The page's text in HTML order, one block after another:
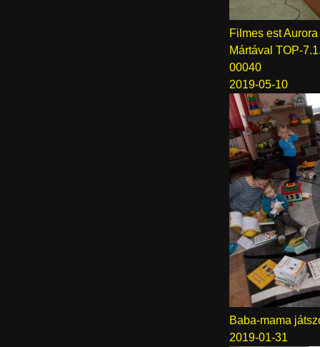
Filmes est
Mártával TOP-
00040
2019-05-10
Baba-mama
2019-01-31